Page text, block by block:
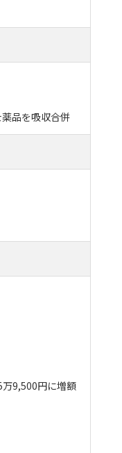
品を吸収合併
9,500円に増額